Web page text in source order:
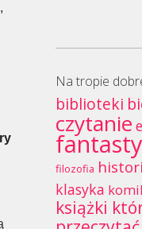
Na tropie
biblioteki
czytanie
filozofia
klasyka
książki